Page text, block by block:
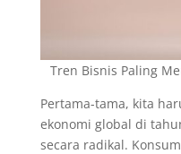
Tren Bisnis Paling
Pertama-tama, kita
ekonomi global di
secara radikal.